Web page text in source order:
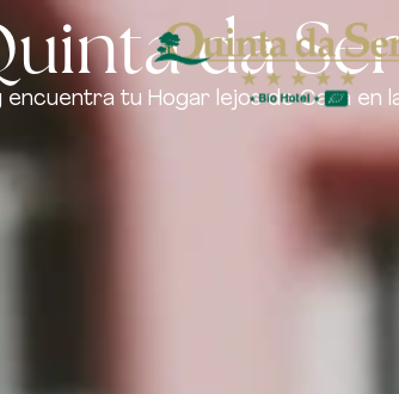
da
encuentra tu Hogar lejos de Casa en